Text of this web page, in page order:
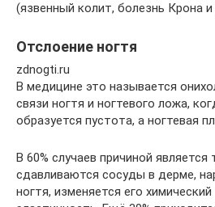
(язвенный колит, болезнь Крона и
Отслоение ногтя
zdnogti.ru
В медицине это называется
связи ногтя и ногтевого ложа,
образуется пустота, а ногтевая
В 60% случаев причиной
сдавливаются сосуды в дерме,
ногтя, изменяется его